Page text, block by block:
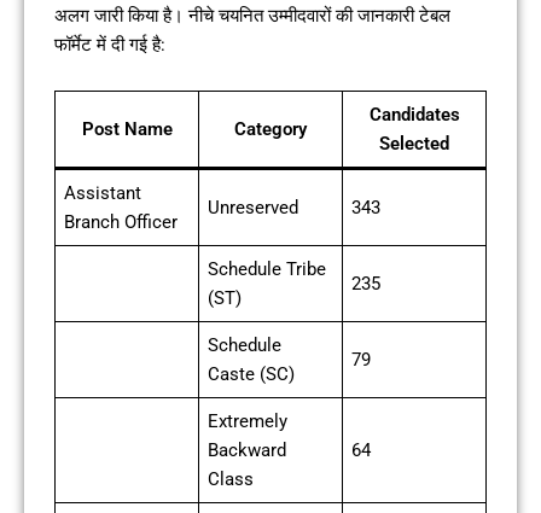
अलग जारी किया है। नीचे चयनित उम्मीदवारों की जानकारी टेबल
फॉर्मेट में दी गई है:
Post Name Category
Candidates
Selected
Assistant
Branch Officer
Unreserved 343
Schedule Tribe
(ST)
235
Schedule
Caste (SC)
79
Extremely
Backward
Class
64